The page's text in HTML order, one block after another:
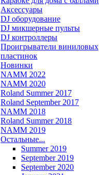
Аксессуары
DJ оборудование
DJ микшерные пульты
DJ контроллеры
Проигрыватели виниловых
пластинок
Новинки
NAMM 2022
NAMM 2020
Roland Summer 2017
Roland September 2017
NAMM 2018
Roland Summer 2018
NAMM 2019
Остальные...
Summer 2019
September 2019
September 2020